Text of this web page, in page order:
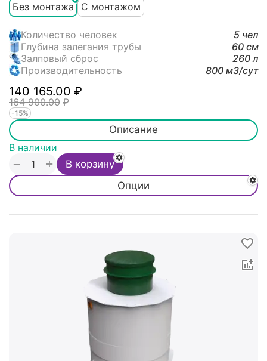
Без монтажа
С монтажом
Количество человек
5 чел
Глубина залегания трубы
60 см
Залповый сброс
260 л
Производительность
800 м3/cут
140 165.00 ₽
164 900.00 ₽
-15%
Описание
Опции
В наличии
+
− В корзину